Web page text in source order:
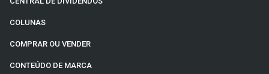
COLUNAS
COMPRAR OU VENDER
CONTEÚDO DE MARCA